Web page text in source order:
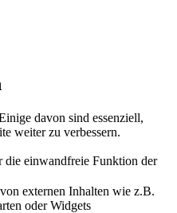
davon sind essenziell,
weiter zu verbessern.
die einwandfreie Funktion der
externen Inhalten wie z.B.
oder Widgets